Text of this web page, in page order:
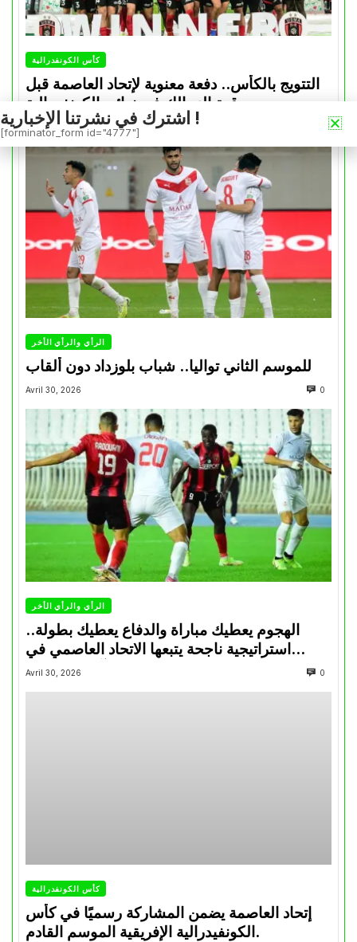
كأس الكونفدرالية
التتويج بالكأس.. دفعة معنوية لإتحاد العاصمة قبل
موقعة الزمالك في نهائي الكونفدرالية
Avril 30, 2026
الرأي والرأي الأخر
للموسم الثاني تواليا.. شباب بلوزداد دون ألقاب
Avril 30, 2026 0
الرأي والرأي الأخر
الهجوم يعطيك مباراة والدفاع يعطيك بطولة..
استراتيجية ناجحة يتبعها الاتحاد العاصمي في
تتويجاته آخر السنوات
Avril 30, 2026 0
كأس الكونفدرالية
إتحاد العاصمة يضمن المشاركة رسميًا في كأس
الكونفيدرالية الإفريقية الموسم القادم.
اشترك في نشرتنا الإخبارية !
[forminator_form id="4777"]